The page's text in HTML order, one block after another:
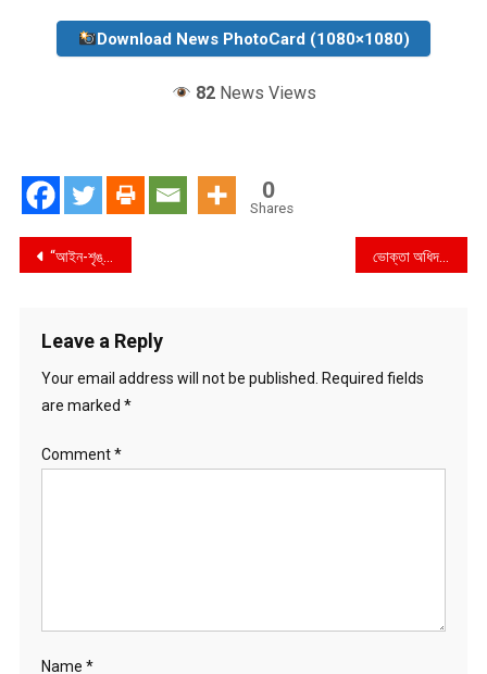
Download News PhotoCard (1080×1080)
82News Views
0
Shares
Post
“আইন-শৃঙ্খলা রক্ষা ও জননিরাপত্তা বিধানে সার্বক্ষণিক দায়িত্ব পালন করছে পুলিশ”- যশোরে আইজিপি ভোক্তা অধিদপ্তর বরিশাল বিভাগীয় কার্যাল‌য়ের বাজার তদার‌কি অ‌ভিযানে ৬ টি প্রতিষ্ঠান কে ১২০০০ টাকা জরিমানা
Leave a Reply
Your email address will not be published. Required fields
are marked *
Comment*
Name *